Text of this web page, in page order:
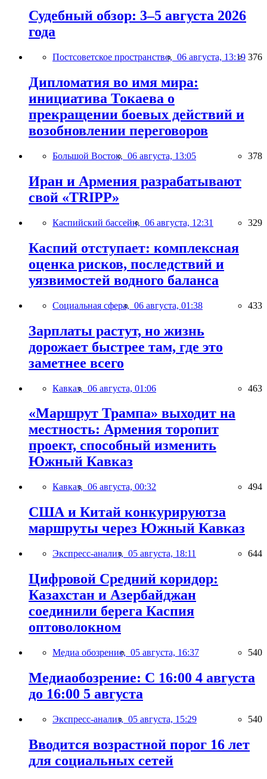
Судебный обзор: 3–5 августа 2026
года
Постсоветское пространство, 06 августа, 13:19 376
Дипломатия во имя мира:
инициатива Токаева о
прекращении боевых действий и
возобновлении переговоров
Большой Восток, 06 августа, 13:05 378
Иран и Армения разрабатывают
свой «TRIPP»
Каспийский бассейн, 06 августа, 12:31 329
Каспий отступает: комплексная
оценка рисков, последствий и
уязвимостей водного баланса
Социальная сфера, 06 августа, 01:38 433
Зарплаты растут, но жизнь
дорожает быстрее там, где это
заметнее всего
Кавказ, 06 августа, 01:06 463
«Маршрут Трампа» выходит на
местность: Армения торопит
проект, способный изменить
Южный Кавказ
Кавказ, 06 августа, 00:32 494
США и Китай конкурируютза
маршруты через Южный Кавказ
Экспресс-анализ, 05 августа, 18:11 644
Цифровой Средний коридор:
Казахстан и Азербайджан
соединили берега Каспия
оптоволокном
Медиа обозрение, 05 августа, 16:37 540
Медиаобозрение: С 16:00 4 августа
до 16:00 5 августа
Экспресс-анализ, 05 августа, 15:29 540
Вводится возрастной порог 16 лет
для социальных сетей